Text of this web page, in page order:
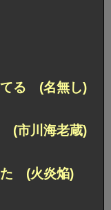
てる (名無し)
(市川海老蔵)
た (火炎焔)